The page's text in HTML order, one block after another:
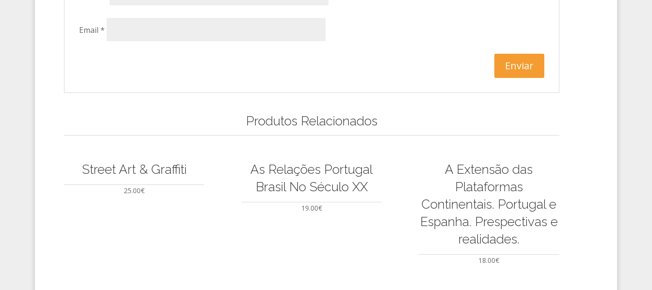
Email *
Produtos Relacionados
Street Art & Graffiti
25.00€
As Relações Portugal
Brasil No Século XX
19.00€
A Extensão das
Plataformas
Continentais. Portugal e
Espanha. Prespectivas e
realidades.
18.00€